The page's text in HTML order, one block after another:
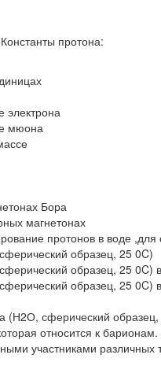
протона:
электрона
мюона
Бора
магнетонах
протонов в воде
образец, 25 0C)
образец, 25 0C)
образец, 25 0C)
(Н2О, сферический
относится к
участниками